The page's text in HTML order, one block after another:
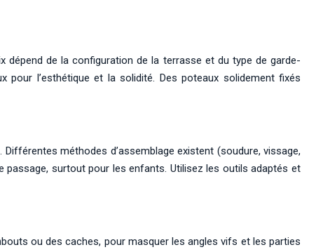
dépend de la configuration de la terrasse et du type de garde-
l’esthétique et la solidité. Des poteaux solidement fixés
méthodes d’assemblage existent (soudure, vissage,
passage, surtout pour les enfants. Utilisez les outils adaptés et
ou des caches, pour masquer les angles vifs et les parties